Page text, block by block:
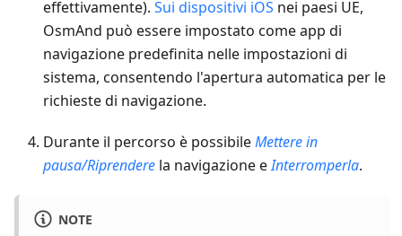
effettivamente). Sui dispositivi iOS nei paesi UE,
OsmAnd può essere impostato come app di
navigazione predefinita nelle impostazioni di
sistema, consentendo l'apertura automatica per le
richieste di navigazione.
Durante il percorso è possibileMettere in
pausa/Riprendere la navigazione eInterromperla.
NOTE